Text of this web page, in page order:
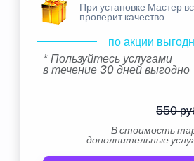
При установке Мастер
проверит качество
по акции
* Пользуйтесь услугами
в течение 30 дней выгодно
550
В стоимость
дополнительные